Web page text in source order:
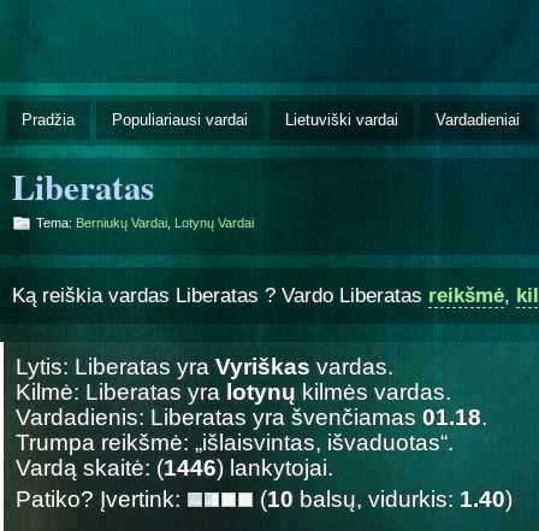
Pradžia Populiariausi vardai Lietuviški vardai Vardadieniai
Liberatas
Tema: Berniukų Vardai Lotynų Vardai
Ką reiškia vardas Liberatas ? Vardo Liberatas reikšmė,
Lytis: Liberatas yra Vyriškas vardas.
Kilmė: Liberatas yra lotynų kilmės vardas.
Vardadienis: Liberatas yra švenčiamas 01.18.
Trumpa reikšmė: „išlaisvintas, išvaduotas“.
Vardą skaitė: (1446) lankytojai.
Patiko? Įvertink:
(10 balsų, vidurkis: 1.40)